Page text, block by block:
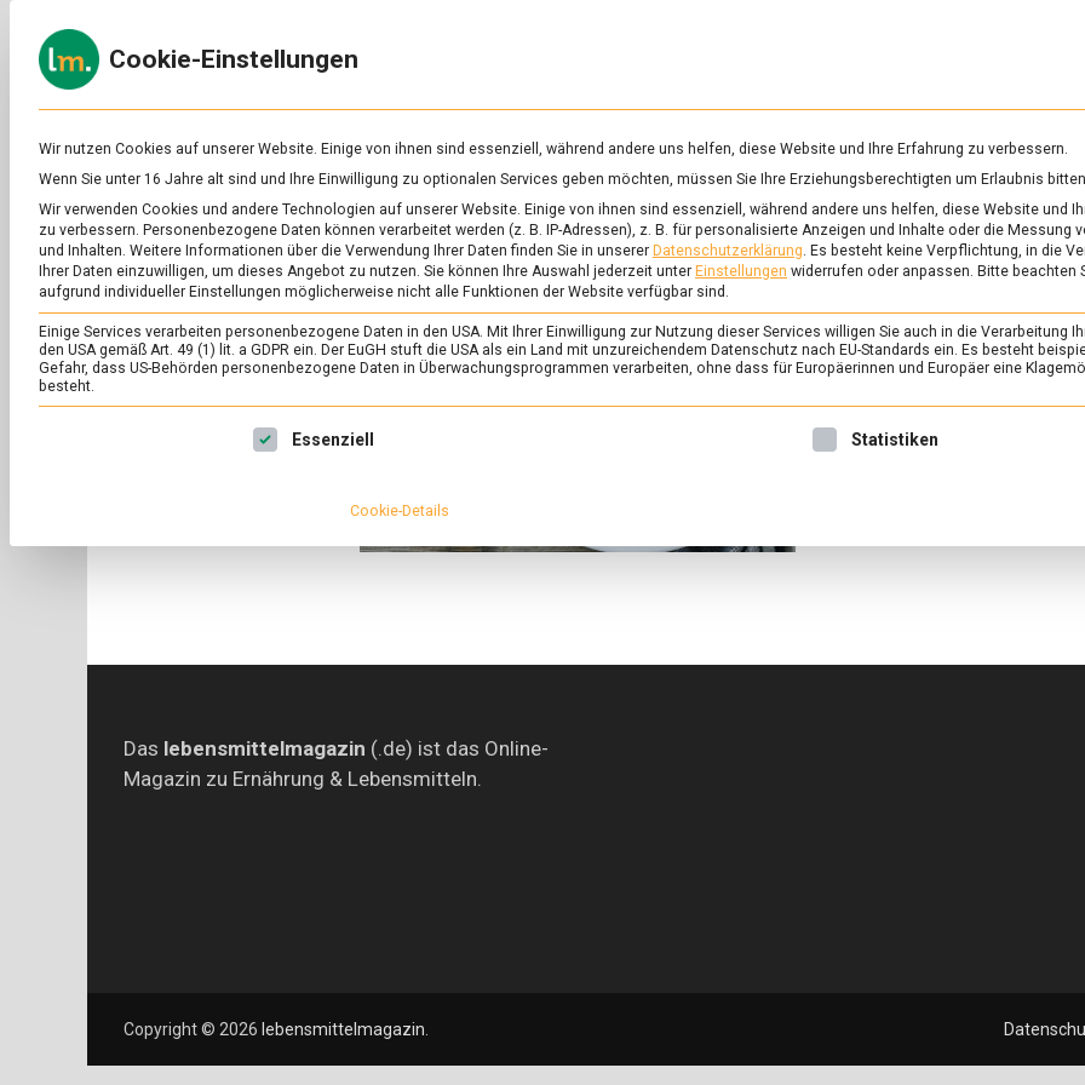
to
content
zu
&
Ernährung
SCHLAGWORT: RAVIOLI
ERNÄHRUNG & GESUNDHEIT/
Genuss in Hülle und
11. Februar 2022 Johannes
Venus sollen Tortellini
werden sie dieses
nach Spandau zur
Das lebensmittelmagazin (.de) ist das Online-
Magazin zu Ernährung & Lebensmitteln.
Copyright © 2026 lebensmittelmagazin
Cookie-Einstellungen
Wir nutzen Cookies auf unserer Website. Einige von ihnen sind essenziell, während andere uns helfen, diese Website und Ihre Erfahrung zu verbessern.
Wenn Sie unter 16 Jahre alt sind und Ihre Einwilligung zu optionalen Services geben möchten, müssen Sie Ihre Erziehungsberechtigten um Erlaubnis
Wir verwenden Cookies und andere Technologien auf unserer Website. Einige von ihnen sind essenziell, während andere uns helfen, diese Website und
zu verbessern. Personenbezogene Daten können verarbeitet werden (z. B. IP-Adressen), z. B. für personalisierte Anzeigen und Inhalte oder die Messung
und Inhalten. Weitere Informationen über die Verwendung Ihrer Daten finden Sie in unserer Datenschutzerklärung. Es besteht keine Verpflichtung, in die
Ihrer Daten einzuwilligen, um dieses Angebot zu nutzen. Sie können Ihre Auswahl jederzeit unter Einstellungen widerrufen oder anpassen. Bitte beachten
aufgrund individueller Einstellungen möglicherweise nicht alle Funktionen der Website verfügbar sind.
Einige Services verarbeiten personenbezogene Daten in den USA. Mit Ihrer Einwilligung zur Nutzung dieser Services willigen Sie auch in die Verarbeitung
den USA gemäß Art. 49 (1) lit. a GDPR ein. Der EuGH stuft die USA als ein Land mit unzureichendem Datenschutz nach EU-Standards ein. Es besteht
Gefahr, dass US-Behörden personenbezogene Daten in Überwachungsprogrammen verarbeiten, ohne dass für Europäerinnen und Europäer eine
besteht.
Es folgt eine Liste der Service-Gruppen, für die eine Einwilligung erteilt werden kann. Die erste Service-Gruppe ist
Essenziell Statistiken
Cookie-Details